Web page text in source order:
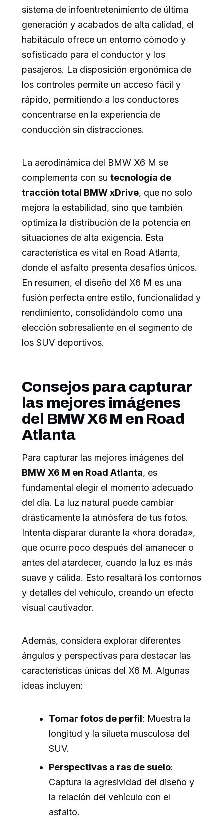
sistema de infoentretenimiento de última
generación y acabados de alta calidad, el
habitáculo ofrece un entorno cómodo y
sofisticado para el conductor y los
pasajeros. La disposición ergonómica de
los controles permite un acceso fácil y
rápido, permitiendo a los conductores
concentrarse en la experiencia de
conducción sin distracciones.
La aerodinámica del BMW X6 M se
complementa con su tecnología de
tracción total BMW xDrive, que no solo
mejora la estabilidad, sino que también
optimiza la distribución de la potencia en
situaciones de alta exigencia. Esta
característica es vital en Road Atlanta,
donde el asfalto presenta desafíos únicos.
En resumen, el diseño del X6 M es una
fusión perfecta entre estilo, funcionalidad y
rendimiento, consolidándolo como una
elección sobresaliente en el segmento de
los SUV deportivos.
Consejos para capturar
las mejores imágenes
del BMW X6 M en Road
Atlanta
Para capturar las mejores imágenes del
BMW X6 M en Road Atlanta, es
fundamental elegir el momento adecuado
del día. La luz natural puede cambiar
drásticamente la atmósfera de tus fotos.
Intenta disparar durante la «hora dorada»,
que ocurre poco después del amanecer o
antes del atardecer, cuando la luz es más
suave y cálida. Esto resaltará los contornos
y detalles del vehículo, creando un efecto
visual cautivador.
Además, considera explorar diferentes
ángulos y perspectivas para destacar las
características únicas del X6 M. Algunas
ideas incluyen:
Tomar fotos de perfil: Muestra la
longitud y la silueta musculosa del
SUV.
Perspectivas a ras de suelo:
Captura la agresividad del diseño y
la relación del vehículo con el
asfalto.